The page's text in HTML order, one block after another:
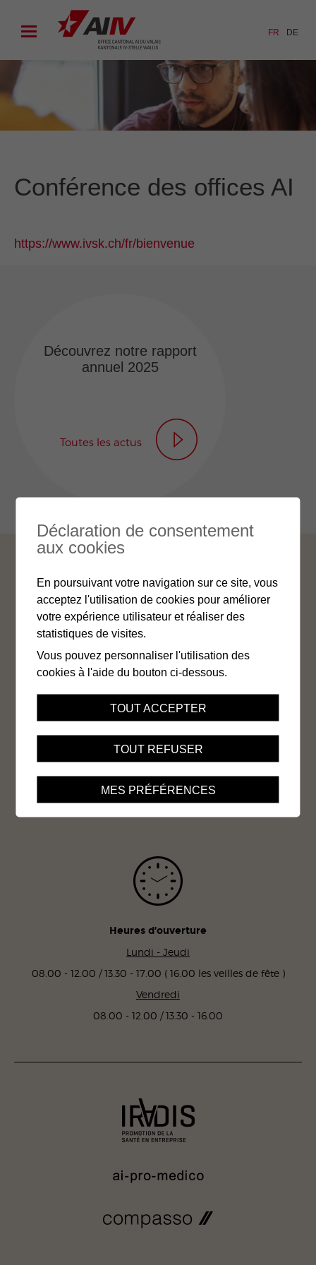
FR DE
Conférence des offices AI
https://www.ivsk.ch/fr/bienvenue
Découvrez notre rapport
annuel 2025
Toutes les actus
Contact Jobs Liens Impressum
Mentions légales Gestion des cookies
Protection des données
Office cantonal AI du Valais
Av. de la Gare 15
Case postale
Tél. 027 324 96 11
Heures d’ouverture
Lundi - Jeudi
08.00 - 12.00 / 13.30 - 17.00 ( 16.00 les veilles de fête )
Vendredi
08.00 - 12.00 / 13.30 - 16.00
Déclaration de consentement
aux cookies
En poursuivant votre navigation sur ce site, vous
acceptez l'utilisation de cookies pour améliorer
votre expérience utilisateur et réaliser des
statistiques de visites.
Vous pouvez personnaliser l'utilisation des
cookies à l'aide du bouton ci-dessous.
TOUT ACCEPTER
TOUT REFUSER
MES PRÉFÉRENCES